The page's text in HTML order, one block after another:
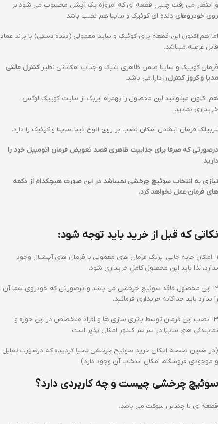
و انتظار می رفت چنین قطعه ای که امروزه یک آپشن محسوب می شود بر
روی خودروهای دنده ای کوئیک و ساینا هم نصب باشد
اما هم اکنون این قطعه برای کوئیک و ساینا معمولی (دنده دستی) با برند عماد
قابل عرضه میباشد.
فرمان کوییک و ساینا ضمن ظاهری شیک و جذاب امکاناتی نظیرکنترل مالتی
مدیا و کروز کنترلرا دارا می باشد.
هم اکنون میتوانید این محصول را بهمراه ایربگ از سایت کوییک لوکس
خریداری نمایید.
غربیلک فرمان آپشنال امکان نصب بر روی انواع تیبا ،ساینا و کوئیک را دارد.
درصورتی که صرفا برای جذابیت ظاهری قصد تعویض فرمان اتومبیل خود را
دارید
نیازی به انتخاب سوئیچ چرخشی نمیباشد در این صورت هیچکدام از دکمه
های فرمان عمل نخواهد کرد.
نکاتی که قبل از خرید باید توجه شود:
۱- امکان جابه جایی ایربگ فرمان های معمولی با فرمان های آپشنال وجود
ندارد، لذا باید این محصول کامل خریداری شود.
۲- این محصول فاقد سوئیچ چرخشی می باشد و درصورتی که خودروی شما آن
را ندارد باید جداگانه خریداری فرمائید.
۳- نصب این فرمان توسط باتری سازی ها و افراد متخصص در این حوزه و
نمایندگی های سایپا در سراسر کشور امکان پذیر است.
(در همین صفحه امکان خرید سوئیچ چرخشی محیا گردیده که درصورت تمایل
و موجودی فروشگاه، امکان انتخاب آن وجود دارد)
سوئیچ چرخشی چیست و چه کاربردی دارد؟
قطعه ای با چندین سوکت می باشد.